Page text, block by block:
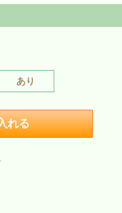
あり